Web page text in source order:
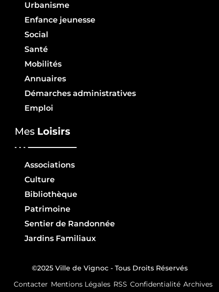
Urbanisme
Enfance jeunesse
Social
Santé
Mobilités
Annuaires
Démarches administratives
Emploi
Mes Loisirs
Associations
Culture
Bibliothèque
Patrimoine
Sentier de Randonnée
Jardins Familiaux
©2025 Ville de Vignoc - Tous Droits Réservés
Contacter Mentions Légales RSS Confidentialité Archives